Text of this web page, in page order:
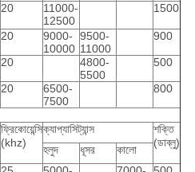
20
11000-
12500
1500
20
9000-
10000
9500-
11000
900
20
4800-
5500
500
20
6500-
7500
800
ফ্রিকোয়েন্সি
(khz)
ক্যাপ্যাসিট্যান্স
শক্তি
(ডাব্লু)
হলুদ ধূসর
কালো